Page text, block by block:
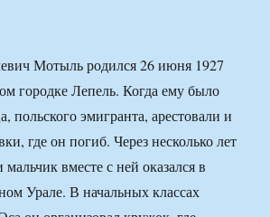
Мотыль родился 26 июня 1927
городке Лепель. Когда ему было
польского эмигранта, арестовали и
где он погиб. Через несколько лет
вместе с ней оказался в
Урале. В начальных классах